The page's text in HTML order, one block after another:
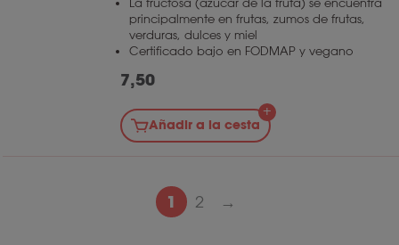
La fructosa (azúcar de la fruta) se encuentra
principalmente en frutas, zumos de frutas,
verduras, dulces y miel
Certificado bajo en FODMAP y vegano
7,50
Añadir a la cesta
1 2 →